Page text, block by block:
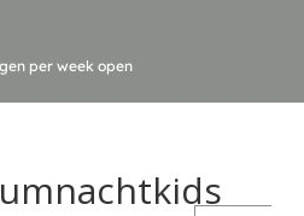
per week open